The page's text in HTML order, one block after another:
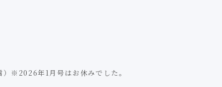
※2026年1月号はお休みでした。